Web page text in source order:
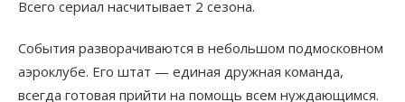
Всего сериал насчитывает 2 сезона.
События разворачиваются в небольшом подмосковном
аэроклубе. Его штат — единая дружная команда,
всегда готовая прийти на помощь всем нуждающимся.